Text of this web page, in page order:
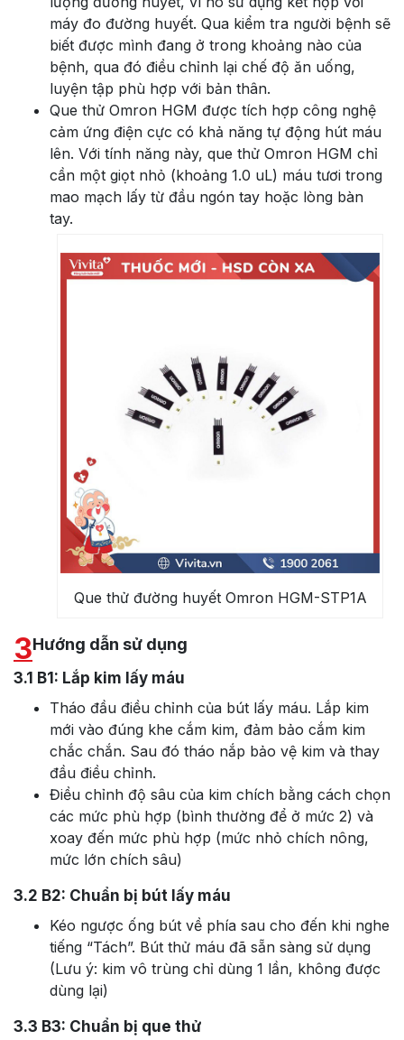
máy đo đường huyết. Qua kiểm tra người bệnh sẽ
biết được mình đang ở trong khoảng nào của
bệnh, qua đó điều chỉnh lại chế độ ăn uống,
luyện tập phù hợp với bản thân.
Que thử Omron HGM được tích hợp công nghệ
cảm ứng điện cực có khả năng tự động hút máu
lên. Với tính năng này, que thử Omron HGM chỉ
cần một giọt nhỏ (khoảng 1.0 uL) máu tươi trong
mao mạch lấy từ đầu ngón tay hoặc lòng bàn
tay.
Que thử đường huyết Omron HGM-STP1A
3Hướng dẫn sử dụng
3.1 B1: Lắp kim lấy máu
Tháo đầu điều chỉnh của bút lấy máu. Lắp kim
mới vào đúng khe cắm kim, đảm bảo cắm kim
chắc chắn. Sau đó tháo nắp bảo vệ kim và thay
đầu điều chỉnh.
Điều chỉnh độ sâu của kim chích bằng cách chọn
các mức phù hợp (bình thường để ở mức 2) và
xoay đến mức phù hợp (mức nhỏ chích nông,
mức lớn chích sâu)
3.2 B2: Chuẩn bị bút lấy máu
Kéo ngược ống bút về phía sau cho đến khi nghe
tiếng “Tách”. Bút thử máu đã sẵn sàng sử dụng
(Lưu ý: kim vô trùng chỉ dùng 1 lần, không được
dùng lại)
3.3 B3: Chuẩn bị que thử